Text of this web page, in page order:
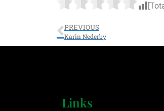
PREVIOUS
Karin Nederby
Links